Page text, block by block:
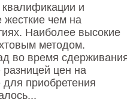
и
жесткие чем на
Наиболее высокие
методом.
во время
разницей цен на
для приобретения